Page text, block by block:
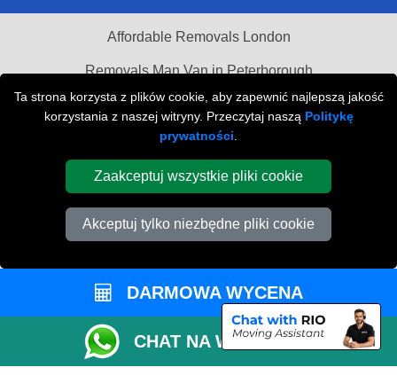
Ta strona korzysta z plików cookie, aby zapewnić najlepszą jakość
korzystania z naszej witryny. Przeczytaj naszą Politykę
prywatności
Zaakceptuj wszystkie pliki cookie
Akceptuj tylko niezbędne pliki cookie
Affordable Removals London
Removals Man Van in Peterborough
Cardboard Boxes London
Car Transport Peterborough
DARMOWA WYCENA
CHAT NA WHATSAPP